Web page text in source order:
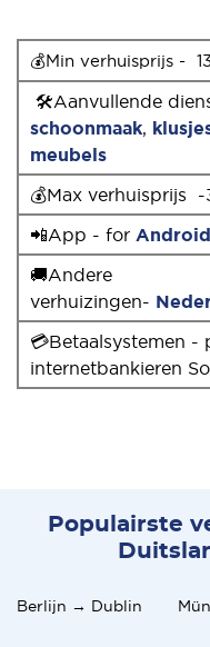
💰Min verhuisprijs -
🛠Aanvullende
schoonmaak,
meubels
💰Max verhuisprijs
📲App - for Android
🚚Andere
verhuizingen-
💳Betaalsystemen -
internetbankieren
Populairste
Berlijn → Dublin